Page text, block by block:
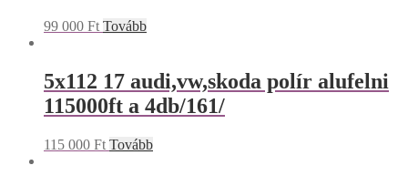
99 000 Ft Tovább
5x112 17 audi,vw,skoda polír alufelni
115000ft a 4db/161/
115 000 Ft Tovább